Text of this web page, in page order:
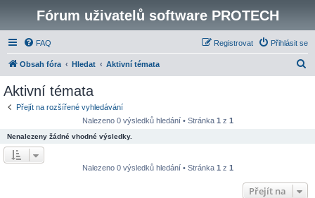
Fórum uživatelů software PROTECH
FAQ Přihlásit se
Registrovat
Obsah fóra Hledat Aktivní témata
Aktivní témata
Přejít na rozšířené vyhledávání
Nalezeno 0 výsledků hledání • Stránka 1 z 1
Nenalezeny žádné vhodné výsledky.
Nalezeno 0 výsledků hledání • Stránka 1 z 1
Přejít na